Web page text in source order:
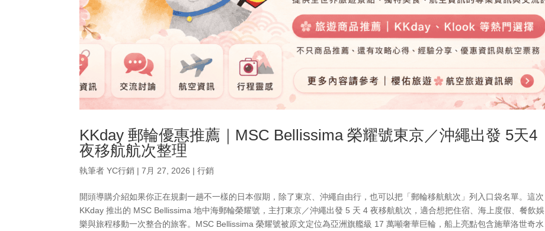
KKday 郵輪優惠推薦｜MSC Bellissima 榮耀號東京／沖繩出發 5天4
夜移航航次整理
執筆者YC行銷 |7月 27, 2026 |行銷
開頭導購介紹如果你正在規劃一趟不一樣的日本假期，除了東京、沖繩自由行，也可以把「郵輪移航航次」列入口袋名單。這次
KKday 推出的 MSC Bellissima 地中海郵輪榮耀號，主打東京／沖繩出發 5 天 4 夜移航航次，適合想把住宿、海上度假、餐飲娛
樂與旅程移動一次整合的旅客。MSC Bellissima 榮耀號被原文定位為亞洲旗艦級 17 萬噸奢華巨輪，船上亮點包含施華洛世奇水